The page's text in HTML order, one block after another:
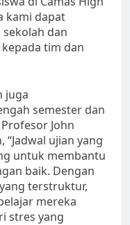
kami dapat
dan
tim dan
juga
semester dan
John
ujian yang
untuk membantu
baik. Dengan
terstruktur,
mereka
stres yang